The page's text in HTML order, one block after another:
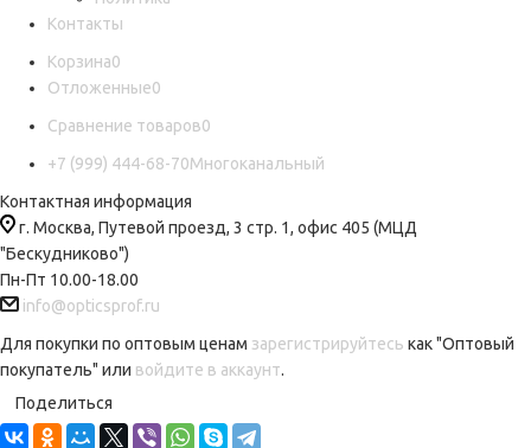
Контакты
Корзина0
Отложенные0
Сравнение товаров0
+7 (999) 444-68-70Многоканальный
Контактная информация
г. Москва, Путевой проезд, 3 стр. 1, офис 405 (МЦД
"Бескудниково")
Пн-Пт 10.00-18.00
info@opticsprof.ru
Для покупки по оптовым ценам зарегистрируйтесь как "Оптовый
покупатель" или войдите в аккаунт.
Поделиться